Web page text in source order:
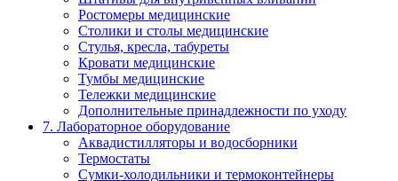
Ростомеры медицинские
Столики и столы медицинские
Стулья, кресла, табуреты
Кровати медицинские
Тумбы медицинские
Тележки медицинские
Дополнительные принадлежности по уходу
7. Лабораторное оборудование
Аквадистилляторы и водосборники
Термостаты
Сумки-холодильники и термоконтейнеры